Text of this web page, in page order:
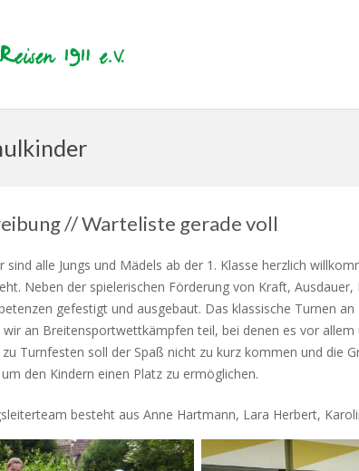
// Warteliste gerade voll
sind alle Jungs und Mädels ab der 1. Klasse herzlich
Neben der spielerischen Förderung von Kraft,
gefestigt und ausgebaut. Das klassische Turnen
an Breitensportwettkämpfen teil, bei denen es vor
Turnfesten soll der Spaß nicht zu kurz kommen und
den Kindern einen Platz zu ermöglichen.
besteht aus Anne Hartmann, Lara Herbert,